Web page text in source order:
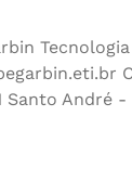
Santo André -